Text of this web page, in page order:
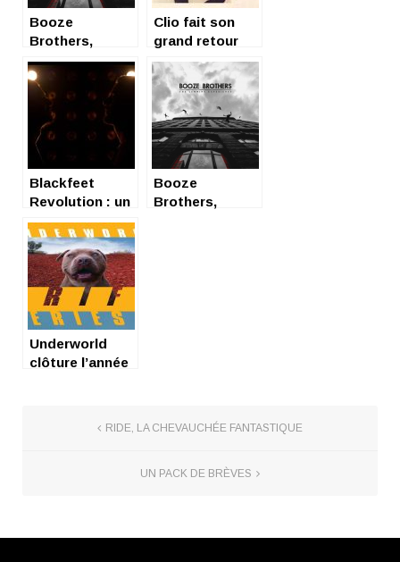
Booze
Brothers,
nouvel album
The Lemming
Experience
dans les bacs !
Clio fait son
grand retour
avec un
deuxième
album !
Blackfeet
Revolution : un
retour attendu
avec un album
Made In
Blackfeet !
Booze
Brothers,
Underworld
clôture l’année
RIDE, LA CHEVAUCHÉE FANTASTIQUE
UN PACK DE BRÈVES